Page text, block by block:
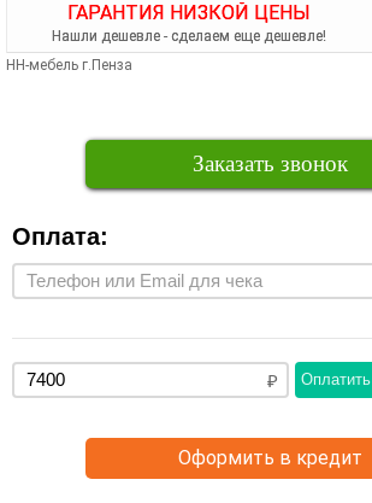
ГАРАНТИЯ НИЗКОЙ ЦЕНЫ
Нашли дешевле - сделаем еще дешевле!
НН-мебель г.Пенза
Заказать звонок
Оплата:
Оплатить
Оформить в кредит